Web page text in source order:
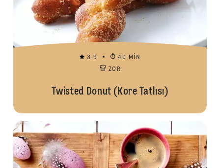
3.9
40 MIN
ZOR
Twisted Donut (Kore Tatlısı)